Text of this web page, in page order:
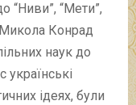
“Ниви”, “Мети”,
Микола Конрад
наук до
українські
ідеях, були